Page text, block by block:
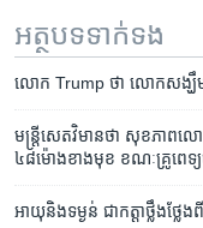
អត្ថបទ​ទាក់ទង
លោក Trump ថា លោក​សង្ឃឹម
មន្ត្រីសេតវិមាន​ថា សុខភាព​
៤៨​ម៉ោង​ខាង​មុខ ខណៈ​គ្រូពេទ្
អាយុ​និង​ទម្ងន់ ​ជា​កត្តា​ថ្លឹងថ្